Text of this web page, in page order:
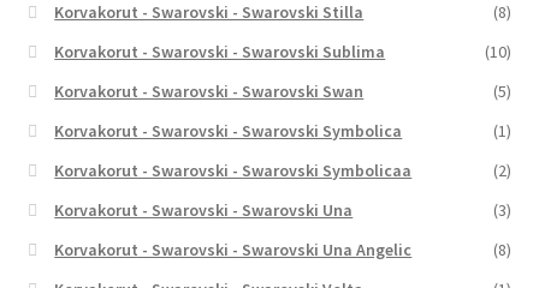
Korvakorut - Swarovski - Swarovski Stilla
(8)
Korvakorut - Swarovski - Swarovski Sublima
(10)
Korvakorut - Swarovski - Swarovski Swan
(5)
Korvakorut - Swarovski - Swarovski Symbolica
(1)
Korvakorut - Swarovski - Swarovski Symbolicaa
(2)
Korvakorut - Swarovski - Swarovski Una
(3)
Korvakorut - Swarovski - Swarovski Una Angelic
(8)